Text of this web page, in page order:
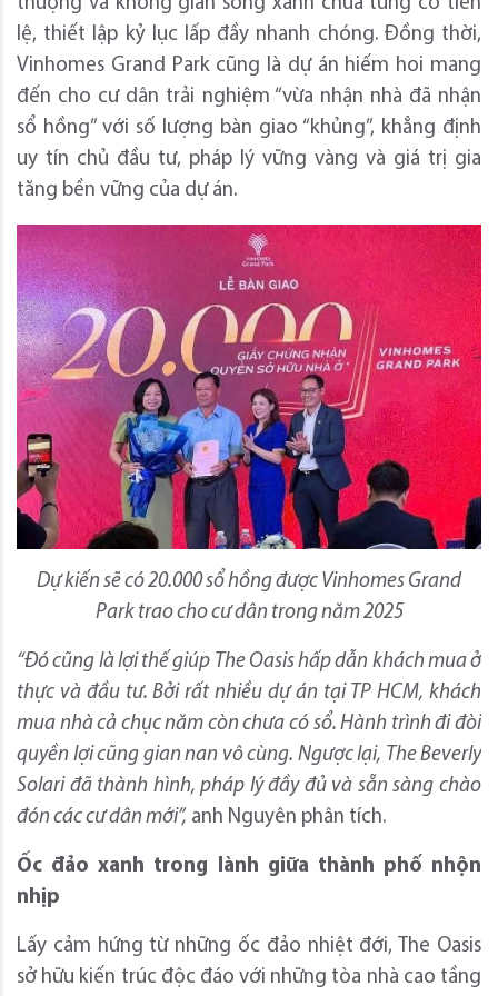
lệ, thiết lập kỷ lục lấp đầy nhanh chóng. Đồng thời,
Vinhomes Grand Park cũng là dự án hiếm hoi mang
đến cho cư dân trải nghiệm “vừa nhận nhà đã nhận
sổ hồng” với số lượng bàn giao “khủng”, khẳng định
uy tín chủ đầu tư, pháp lý vững vàng và giá trị gia
tăng bền vững của dự án.
Dự kiến sẽ có 20.000 sổ hồng được Vinhomes Grand
Park trao cho cư dân trong năm 2025
“Đó cũng là lợi thế giúp The Oasis hấp dẫn khách mua ở
thực và đầu tư. Bởi rất nhiều dự án tại TP HCM, khách
mua nhà cả chục năm còn chưa có sổ. Hành trình đi đòi
quyền lợi cũng gian nan vô cùng. Ngược lại, The Beverly
Solari đã thành hình, pháp lý đầy đủ và sẵn sàng chào
đón các cư dân mới”, anh Nguyên phân tích.
Ốc đảo xanh trong lành giữa thành phố nhộn
nhịp
Lấy cảm hứng từ những ốc đảo nhiệt đới, The Oasis
sở hữu kiến trúc độc đáo với những tòa nhà cao tầng